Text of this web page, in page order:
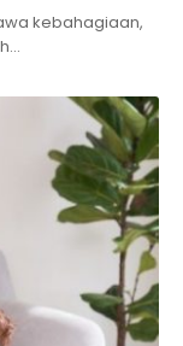
kebahagiaan,
…